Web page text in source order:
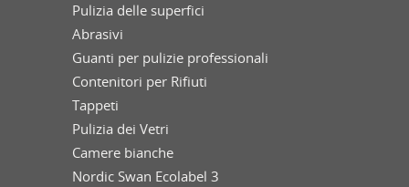
Pulizia delle superfici
Abrasivi
Guanti per pulizie professionali
Contenitori per Rifiuti
Tappeti
Pulizia dei Vetri
Camere bianche
Nordic Swan Ecolabel 3